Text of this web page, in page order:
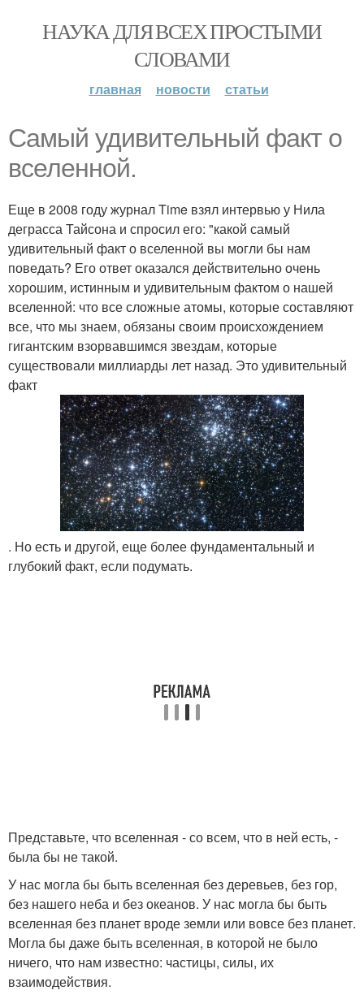
НАУКА ДЛЯ ВСЕХ ПРОСТЫМИ
СЛОВАМИ
главная новости статьи
Самый удивительный факт о
вселенной.
Еще в 2008 году журнал Time взял интервью у Нила
деграсса Тайсона и спросил его: "какой самый
удивительный факт о вселенной вы могли бы нам
поведать? Его ответ оказался действительно очень
хорошим, истинным и удивительным фактом о нашей
вселенной: что все сложные атомы, которые составляют
все, что мы знаем, обязаны своим происхождением
гигантским взорвавшимся звездам, которые
существовали миллиарды лет назад. Это удивительный
факт
. Но есть и другой, еще более фундаментальный и
глубокий факт, если подумать.
Представьте, что вселенная - со всем, что в ней есть, -
была бы не такой.
У нас могла бы быть вселенная без деревьев, без гор,
без нашего неба и без океанов. У нас могла бы быть
вселенная без планет вроде земли или вовсе без планет.
Могла бы даже быть вселенная, в которой не было
ничего, что нам известно: частицы, силы, их
взаимодействия.